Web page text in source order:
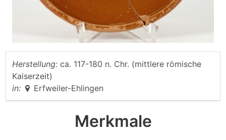
Herstellung: ca. 117-180 n. Chr. (mittlere römische
Kaiserzeit)
in:
Erfweiler-Ehlingen
Merkmale